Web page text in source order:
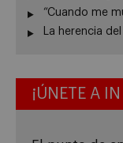
“Cuando me
La herencia
¡ÚNETE A